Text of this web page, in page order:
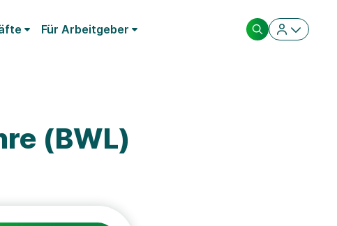
Für Arbeitgeber
(BWL)